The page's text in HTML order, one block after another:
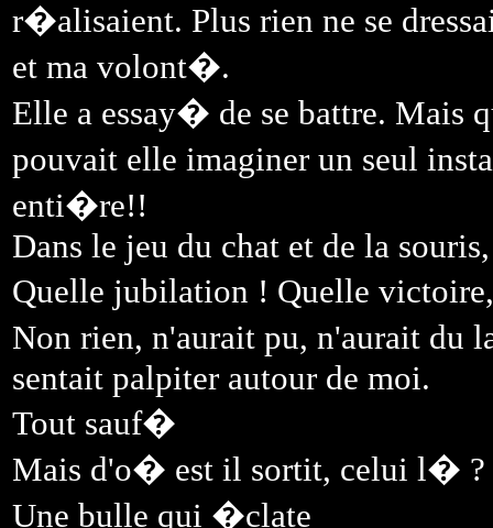
r�alisaient. Plus rien ne se
et ma volont�.
Elle a essay� de se battre. Mais
pouvait elle imaginer un seul
enti�re!!
Dans le jeu du chat et de la
Quelle jubilation ! Quelle
Non rien, n'aurait pu, n'aurait du
sentait palpiter autour de moi.
Tout sauf�
Mais d'o� est il sortit, celui l� ?
Une bulle qui �clate